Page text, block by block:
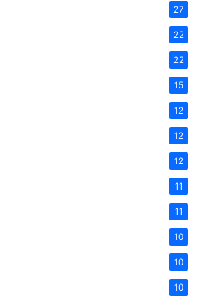
27
22
22
15
12
12
12
11
11
10
10
10